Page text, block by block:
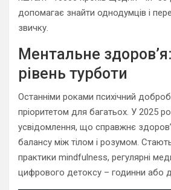
допомагає знайти однодумців і
звичку.
Ментальне
рівень турботи
Останніми роками психічний
пріоритетом для багатьох. У 2025
усвідомлення, що справжнє
балансу між тілом і розумом.
практики mindfulness, регулярні
цифрового детоксу – годинни або